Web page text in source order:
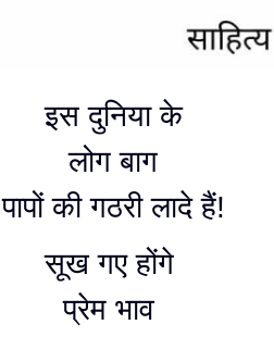
इस दुनिया के
लोग बाग
पापों की गठरी लादे हैं!
सूख गए होंगे
प्रेम भाव